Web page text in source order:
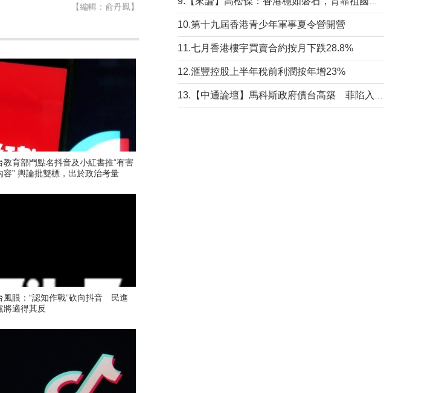
【編輯：俞丹鳳】
教育部門點名抖音及小紅書推“有害
容” 輿論批雙標，出於政治考量
風眼：“認知作戰”砍向抖音 民進
將適得其反
10.第十九屆香港青少年軍事夏令營開營
11.七月香港樓宇買賣合約按月下跌28.8%
12.滙豐控股上半年稅前利潤按年增23%